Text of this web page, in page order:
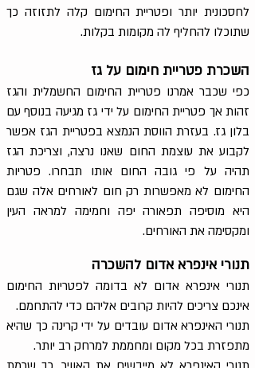
לחסכונית יותר ופטריית החימום קלה לתזוזה כך
שתוכלו להחליף לה מקומות בקלות.
השכרת פטריית חימום על גז
כפי שכבר אמרנו פטריית החימום החשמלית והגז
זהות אך פטריית החימום על ידי גז מגיעה בנוסף עם
בלון גז. בעזרת הווסת הנמצא בפטריית הגז אפשר
לקבוע את עוצמת החום שאנו נרצה, וצריכת הגז
תהיה על פי גובה החום אותו תבחרו. פטריות
החימום לא מאפשרות רק חום לאורחים אלה שגם
היא מוסיפה תפאורה יפה וחמימה למראה העין
ומקסימה את האורחים.
תנורי אינפרא אדום להשכרה
תנורי אינפרא אדום לא בדומה לפטריות החימום
אינכם צריכים להיות קרובים אליהם כדי להתחמם.
תנורי האינפרא אדום עובדים על ידי קרינה כך שהיא
מתפזרת בכל מקום ומחממת למרחק רב יותר.